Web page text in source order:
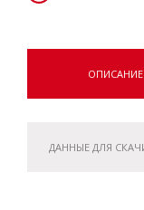
ОПИСАНИЕ
ДАННЫЕ ДЛЯ